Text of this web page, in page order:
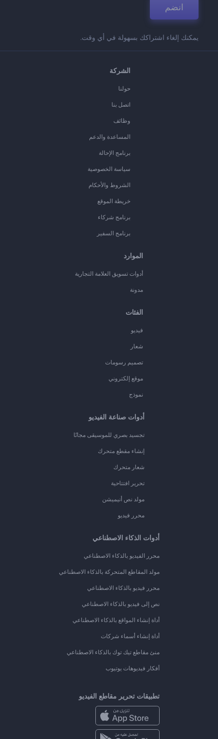
انضم
يمكنك إلغاء اشتراكك بسهولة في أي وقت.
الشركة
حولنا
اتصل بنا
وظائف
المساعدة والدعم
برنامج الإحالة
سياسة الخصوصية
الشروط والأحكام
خريطة الموقع
برنامج شركاء
برنامج السفير
الموارد
أدوات تسويق العلامة التجارية
مدونة
الفئات
فيديو
شعار
تصميم رسومات
موقع إلكتروني
نموذج
أدوات صناعة الفيديو
تجسيد بصري للموسيقى مجانًا
إنشاء مقطع متحرك
شعار متحرك
تحرير افتتاحية
مولد نص أنيميشن
محرر فيديو
أدوات الذكاء الاصطناعي
محرر الفيديو بالذكاء الاصطناعي
مولد المقاطع المتحركة بالذكاء الاصطناعي
محرر فيديو بالذكاء الاصطناعي
نص إلى فيديو بالذكاء الاصطناعي
أداة إنشاء المواقع بالذكاء الاصطناعي
أداة إنشاء أسماء شركات
منئ مقاطع تيك توك بالذكاء الاصطناعي
أفكار فيديوهات يوتيوب
تطبيقات تحرير مقاطع الفيديو